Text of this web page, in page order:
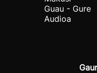
Guau - Gure
Audioa